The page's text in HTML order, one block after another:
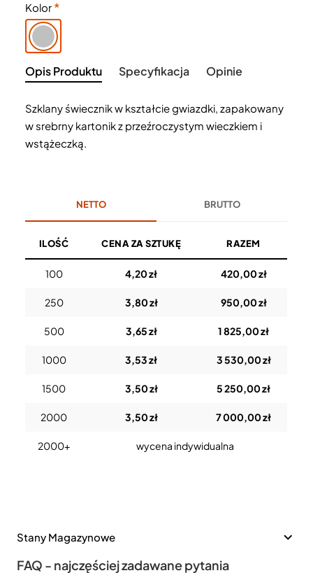
Kolor
Opis Produktu Specyfikacja Opinie
Szklany świecznik w kształcie gwiazdki, zapakowany
w srebrny kartonik z przeźroczystym wieczkiem i
wstążeczką.
NETTO BRUTTO
ILOŚĆ CENA ZA SZTUKĘ RAZEM
100 4,20 zł 420,00 zł
250 3,80 zł 950,00 zł
500 3,65 zł 1 825,00 zł
1000 3,53 zł 3 530,00 zł
1500 3,50 zł 5 250,00 zł
2000 3,50 zł 7 000,00 zł
2000+ wycena indywidualna
Stany Magazynowe
FAQ - najczęściej zadawane pytania